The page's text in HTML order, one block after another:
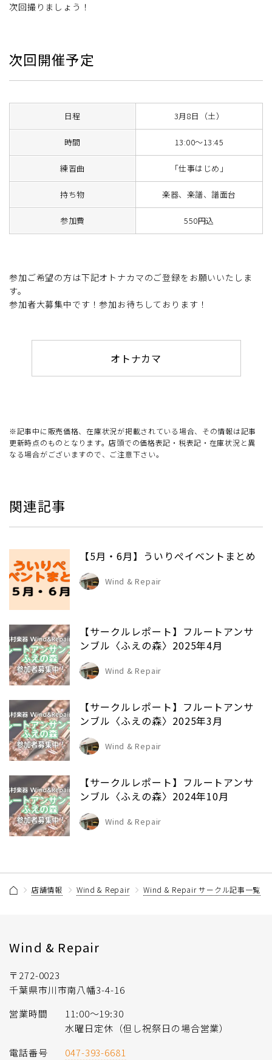
次回撮りましょう！
次回開催予定
日程 3月8日（土）
時間 13:00～13:45
練習曲 「仕事はじめ」
持ち物 楽器、楽譜、譜面台
参加費 550円込
参加ご希望の方は下記オトナカマのご登録をお願いいたしま
す。
参加者大募集中です！参加お待ちしております！
オトナカマ
※記事中に販売価格、在庫状況が掲載されている場合、その情報は記事
更新時点のものとなります。店頭での価格表記・税表記・在庫状況と異
なる場合がございますので、ご注意下さい。
関連記事
【5月・6月】ういりぺイベントまとめ
Wind & Repair
【サークルレポート】フルートアンサ
ンブル〈ふえの森〉2025年4月
Wind & Repair
【サークルレポート】フルートアンサ
ンブル〈ふえの森〉2025年3月
Wind & Repair
【サークルレポート】フルートアンサ
ンブル〈ふえの森〉2024年10月
Wind & Repair
店舗情報 Wind & Repair Wind & Repair サークル記事一覧
Wind & Repair
〒272-0023
千葉県市川市南八幡3-4-16
営業時間
11:00〜19:30
水曜日定休（但し祝祭日の場合営業）
電話番号
047-393-6681